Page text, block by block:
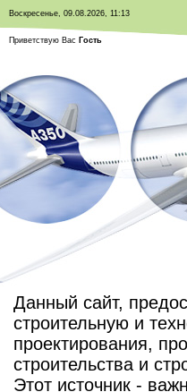
Воскресенье, 09.08.2026, 11:13
Приветствую Вас Гость
Данный сайт,
строительную и
проектирования,
строительства и
Этот источник -